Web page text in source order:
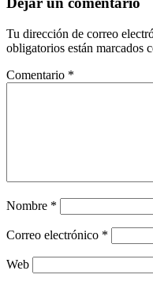
Tu dirección de correo
obligatorios están marcados
Comentario *
Nombre *
Correo electrónico *
Web